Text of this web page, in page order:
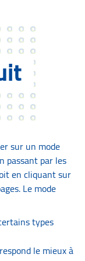
sur un mode
passant par les
en cliquant sur
Le mode
types
le mieux à